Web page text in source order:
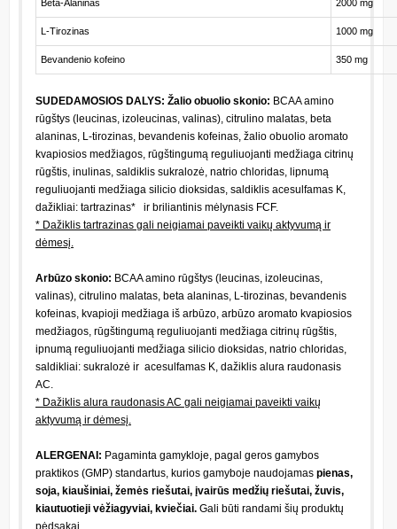
Beta-Alaninas 2000 mg
L-Tirozinas 1000 mg
Bevandenio kofeino 350 mg
SUDEDAMOSIOS DALYS: Žalio obuolio skonio: BCAA amino
rūgštys (leucinas, izoleucinas, valinas), citrulino malatas, beta
alaninas, L-tirozinas, bevandenis kofeinas, žalio obuolio aromato
kvapiosios medžiagos, rūgštingumą reguliuojanti medžiaga citrinų
rūgštis, inulinas, saldiklis sukralozė, natrio chloridas, lipnumą
reguliuojanti medžiaga silicio dioksidas, saldiklis acesulfamas K,
dažikliai: tartrazinas* ir briliantinis mėlynasis FCF.
* Dažiklis tartrazinas gali neigiamai paveikti vaikų aktyvumą ir
dėmesį.
Arbūzo skonio: BCAA amino rūgštys (leucinas, izoleucinas,
valinas), citrulino malatas, beta alaninas, L-tirozinas, bevandenis
kofeinas, kvapioji medžiaga iš arbūzo, arbūzo aromato kvapiosios
medžiagos, rūgštingumą reguliuojanti medžiaga citrinų rūgštis,
ipnumą reguliuojanti medžiaga silicio dioksidas, natrio chloridas,
saldikliai: sukralozė ir acesulfamas K, dažiklis alura raudonasis
AC.
* Dažiklis alura raudonasis AC gali neigiamai paveikti vaikų
aktyvumą ir dėmesį.
ALERGENAI: Pagaminta gamykloje, pagal geros gamybos
praktikos (GMP) standartus, kurios gamyboje naudojamas pienas,
soja, kiaušiniai, žemės riešutai, įvairūs medžių riešutai, žuvis,
kiautuotieji vėžiagyviai, kviečiai. Gali būti randami šių produktų